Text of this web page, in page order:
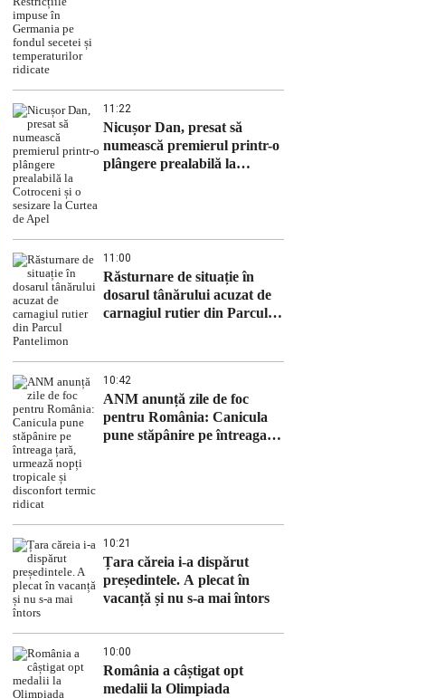
11:22
Nicușor Dan, presat să
numească premierul printr-o
plângere prealabilă la
11:00
Răsturnare de situație în
dosarul tânărului acuzat de
carnagiul rutier din Parcul
10:42
ANM anunță zile de foc
pentru România: Canicula
pune stăpânire pe întreaga
10:21
Țara căreia i-a dispărut
președintele. A plecat în
vacanță și nu s-a mai întors
10:00
România a câștigat opt
medalii la Olimpiada